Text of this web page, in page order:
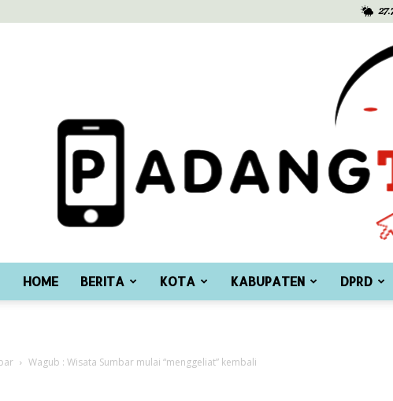
HOME BERITA KOTA KABUPATEN DPRD
Wagub : Wisata Sumbar mulai “menggeliat” kembali